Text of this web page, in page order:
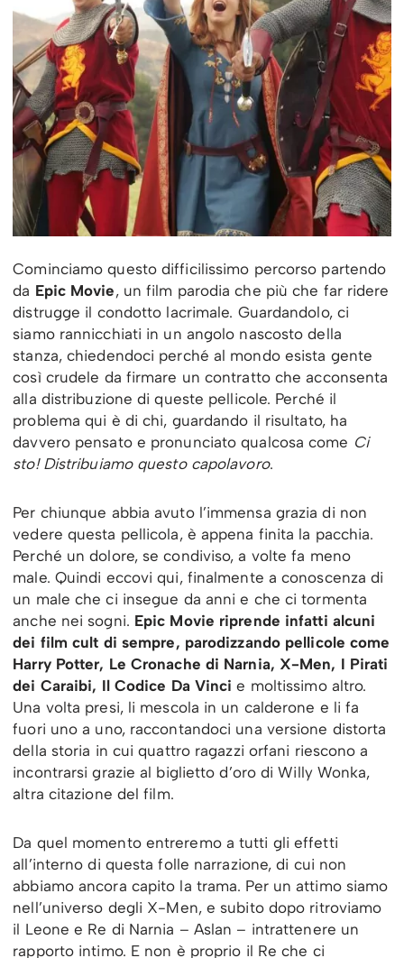
Cominciamo questo difficilissimo percorso partendo
da Epic Movie, un film parodia che più che far ridere
distrugge il condotto lacrimale. Guardandolo, ci
siamo rannicchiati in un angolo nascosto della
stanza, chiedendoci perché al mondo esista gente
così crudele da firmare un contratto che acconsenta
alla distribuzione di queste pellicole. Perché il
problema qui è di chi, guardando il risultato, ha
davvero pensato e pronunciato qualcosa come Ci
sto! Distribuiamo questo capolavoro.
Per chiunque abbia avuto l’immensa grazia di non
vedere questa pellicola, è appena finita la pacchia.
Perché un dolore, se condiviso, a volte fa meno
male. Quindi eccovi qui, finalmente a conoscenza di
un male che ci insegue da anni e che ci tormenta
anche nei sogni. Epic Movie riprende infatti alcuni
dei film cult di sempre, parodizzando pellicole come
Harry Potter, Le Cronache di Narnia, X-Men, I Pirati
dei Caraibi, Il Codice Da Vincie moltissimo altro.
Una volta presi, li mescola in un calderone e li fa
fuori uno a uno, raccontandoci una versione distorta
della storia in cui quattro ragazzi orfani riescono a
incontrarsi grazie al biglietto d’oro di Willy Wonka,
altra citazione del film.
Da quel momento entreremo a tutti gli effetti
all’interno di questa folle narrazione, di cui non
abbiamo ancora capito la trama. Per un attimo siamo
nell’universo degli X-Men, e subito dopo ritroviamo
il Leone e Re di Narnia – Aslan – intrattenere un
rapporto intimo. E non è proprio il Re che ci